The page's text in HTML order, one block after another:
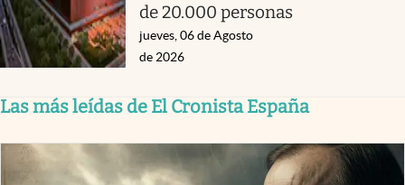
de 20.000 personas
jueves, 06 de Agosto
de 2026
Las más leídas de El Cronista España